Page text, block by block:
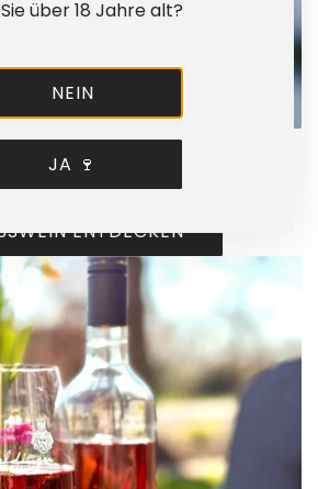
ENTDECKEN
über 18 Jahre alt?
NEIN
JA 🍷